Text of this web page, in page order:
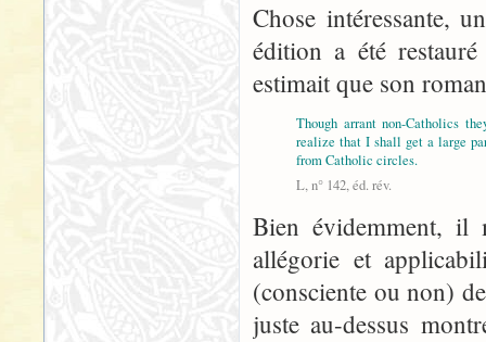
Chose intéressante,
édition a été
estimait que son
Though arrant non-Catholics
realize that I shall get a large
from Catholic circles.
L, n° 142, éd. rév.
Bien évidemment, il
allégorie et
(consciente ou non)
juste au-dessus